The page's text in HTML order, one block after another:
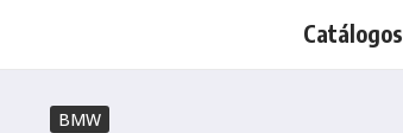
Catálogos
BMW